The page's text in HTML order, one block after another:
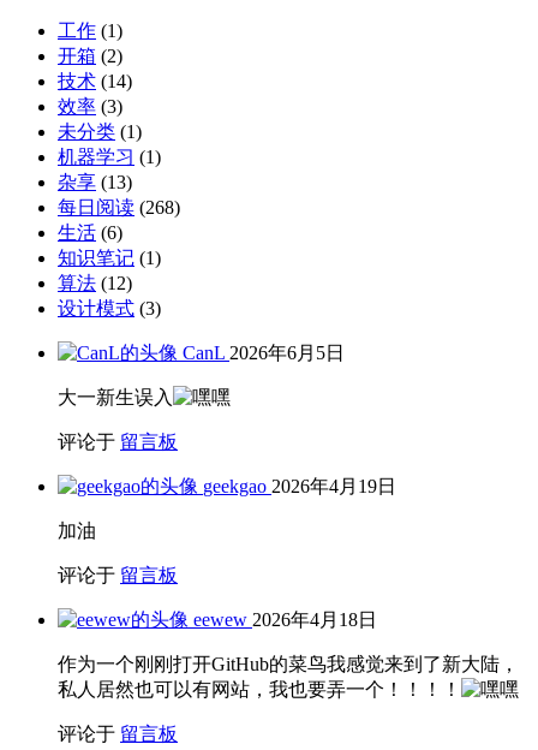
工作 (1)
开箱 (2)
技术 (14)
效率 (3)
未分类 (1)
机器学习 (1)
杂享 (13)
每日阅读 (268)
生活 (6)
知识笔记 (1)
算法 (12)
设计模式 (3)
CanL 2026年6月5日
大一新生误入
评论于 留言板
geekgao 2026年4月19日
加油
评论于 留言板
eewew 2026年4月18日
作为一个刚刚打开GitHub的菜鸟我感觉来到了新大陆，
私人居然也可以有网站，我也要弄一个！！！！
评论于 留言板